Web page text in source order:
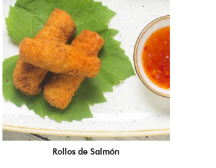
Rollos de Salmón